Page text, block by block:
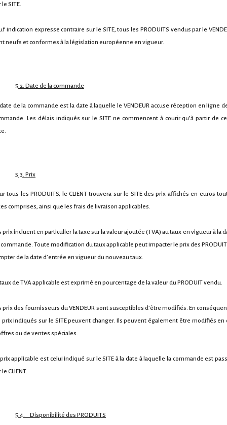
le SITE.
indication expresse contraire sur le SITE, tous les PRODUITS vendus par le
neufs et conformes à la législation européenne en vigueur.
5.2. Date de la commande
de la commande est la date à laquelle le VENDEUR accuse réception en ligne
Les délais indiqués sur le SITE ne commencent à courir qu’à partir de
5.3. Prix
tous les PRODUITS, le CLIENT trouvera sur le SITE des prix affichés en euros
comprises, ainsi que les frais de livraison applicables.
prix incluent en particulier la taxe sur la valeur ajoutée (TVA) au taux en vigueur à la
Toute modification du taux applicable peut impacter le prix des
de la date d’entrée en vigueur du nouveau taux.
de TVA applicable est exprimé en pourcentage de la valeur du PRODUIT vendu.
prix des fournisseurs du VENDEUR sont susceptibles d’être modifiés. En
prix indiqués sur le SITE peuvent changer. Ils peuvent également être modifiés en
ou de ventes spéciales.
applicable est celui indiqué sur le SITE à la date à laquelle la commande est
le CLIENT.
5.4. Disponibilité des PRODUITS